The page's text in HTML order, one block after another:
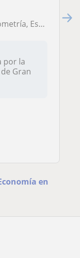
y Matemáticas
por la
Gran
en